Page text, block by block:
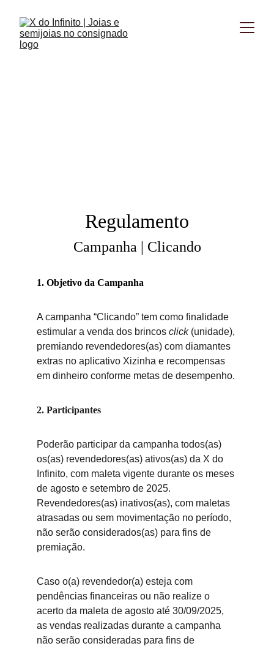
Regulamento
Campanha | Clicando
1. Objetivo da Campanha
A campanha “Clicando” tem como finalidade
estimular a venda dos brincos click (unidade),
premiando revendedores(as) com diamantes
extras no aplicativo Xizinha e recompensas
em dinheiro conforme metas de desempenho.
2. Participantes
Poderão participar da campanha todos(as)
os(as) revendedores(as) ativos(as) da X do
Infinito, com maleta vigente durante os meses
de agosto e setembro de 2025.
Revendedores(as) inativos(as), com maletas
atrasadas ou sem movimentação no período,
não serão considerados(as) para fins de
premiação.
Caso o(a) revendedor(a) esteja com
pendências financeiras ou não realize o
acerto da maleta de agosto até 30/09/2025,
as vendas realizadas durante a campanha
não serão consideradas para fins de